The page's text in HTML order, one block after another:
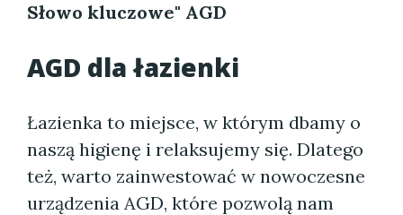
Słowo kluczowe" AGD
AGD dla łazienki
Łazienka to miejsce, w którym dbamy o
naszą higienę i relaksujemy się. Dlatego
też, warto zainwestować w nowoczesne
urządzenia AGD, które pozwolą nam